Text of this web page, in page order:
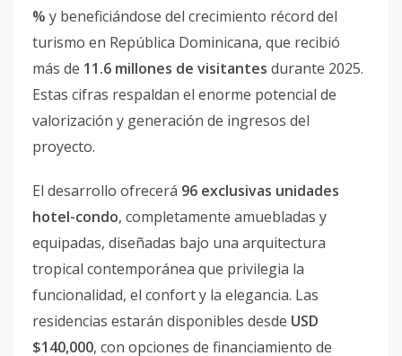
% y beneficiándose del crecimiento récord del
turismo en República Dominicana, que recibió
más de 11.6 millones de visitantes durante 2025.
Estas cifras respaldan el enorme potencial de
valorización y generación de ingresos del
proyecto.
El desarrollo ofrecerá 96 exclusivas unidades
hotel-condo, completamente amuebladas y
equipadas, diseñadas bajo una arquitectura
tropical contemporánea que privilegia la
funcionalidad, el confort y la elegancia. Las
residencias estarán disponibles desde USD
$140,000, con opciones de financiamiento de